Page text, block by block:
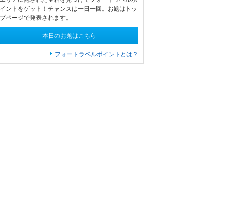
イントをゲット！チャンスは一日一回。お題はトッ
プページで発表されます。
本日のお題はこちら
フォートラベルポイントとは？